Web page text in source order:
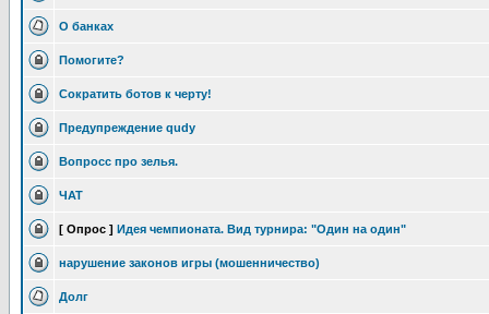
О банках
Помогите?
Сократить ботов к черту!
Предупреждение qudy
Вопросс про зелья.
ЧАТ
[ Опрос ] Идея чемпионата. Вид турнира: "Один на один"
нарушение законов игры (мошенничество)
Долг